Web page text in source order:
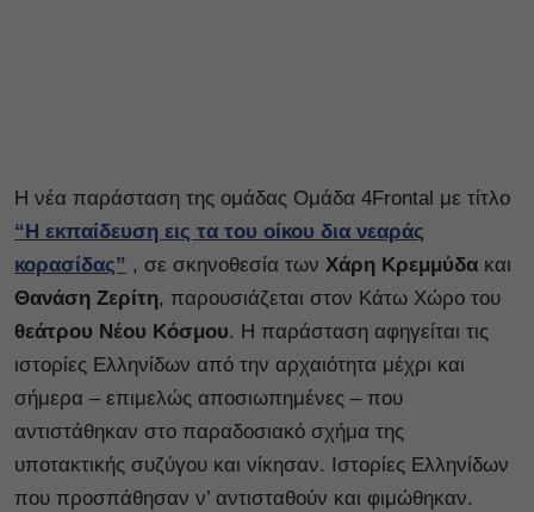
Η νέα παράσταση της ομάδας Ομάδα 4Frontal με τίτλο
“Η εκπαίδευση εις τα του οίκου δια νεαράς
κορασίδας” , σε σκηνοθεσία των Χάρη Κρεμμύδα και
Θανάση Ζερίτη, παρουσιάζεται στον Κάτω Χώρο του
θεάτρου Νέου Κόσμου. Η παράσταση αφηγείται τις
ιστορίες Ελληνίδων από την αρχαιότητα μέχρι και
σήμερα – επιμελώς αποσιωπημένες – που
αντιστάθηκαν στο παραδοσιακό σχήμα της
υποτακτικής συζύγου και νίκησαν. Ιστορίες Ελληνίδων
που προσπάθησαν ν’ αντισταθούν και φιμώθηκαν.